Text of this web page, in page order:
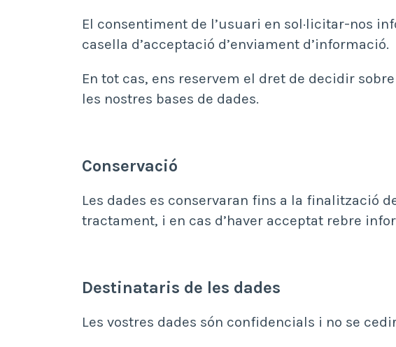
El consentiment de l’usuari en sol·licitar-nos
casella d’acceptació d’enviament d’informació.
En tot cas, ens reservem el dret de decidir
les nostres bases de dades.
Conservació
Les dades es conservaran fins a la finalització
tractament, i en cas d’haver acceptat rebre
Destinataris de les dades
Les vostres dades són confidencials i no se